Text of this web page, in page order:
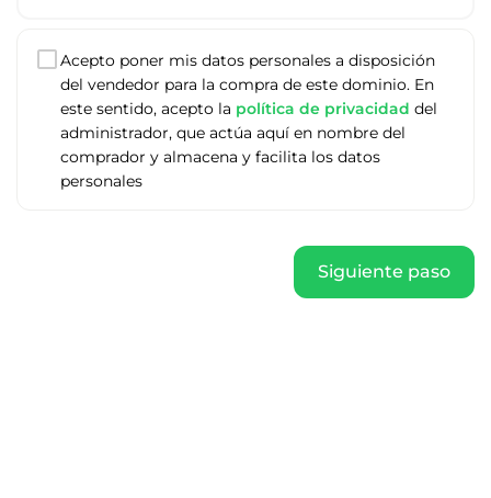
Acepto poner mis datos personales a disposición
del vendedor para la compra de este dominio. En
este sentido, acepto la política de privacidad del
administrador, que actúa aquí en nombre del
comprador y almacena y facilita los datos
personales
Siguiente paso